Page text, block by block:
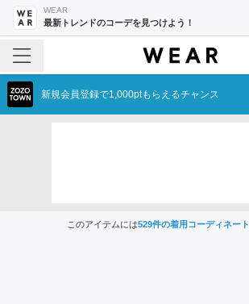
WEAR
最新トレンドのコーデを見つけよう！
新規会員登録で1,000ptもらえるチャンス
このアイテムには529件の着用コーディネート